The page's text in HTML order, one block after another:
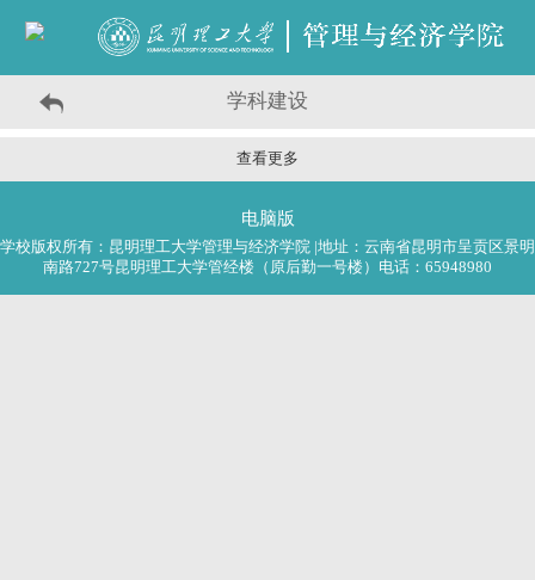
学科建设
查看更多
电脑版
学校版权所有：昆明理工大学管理与经济学院 |地址：云南省昆明市呈贡区景明
南路727号昆明理工大学管经楼（原后勤一号楼）电话：65948980